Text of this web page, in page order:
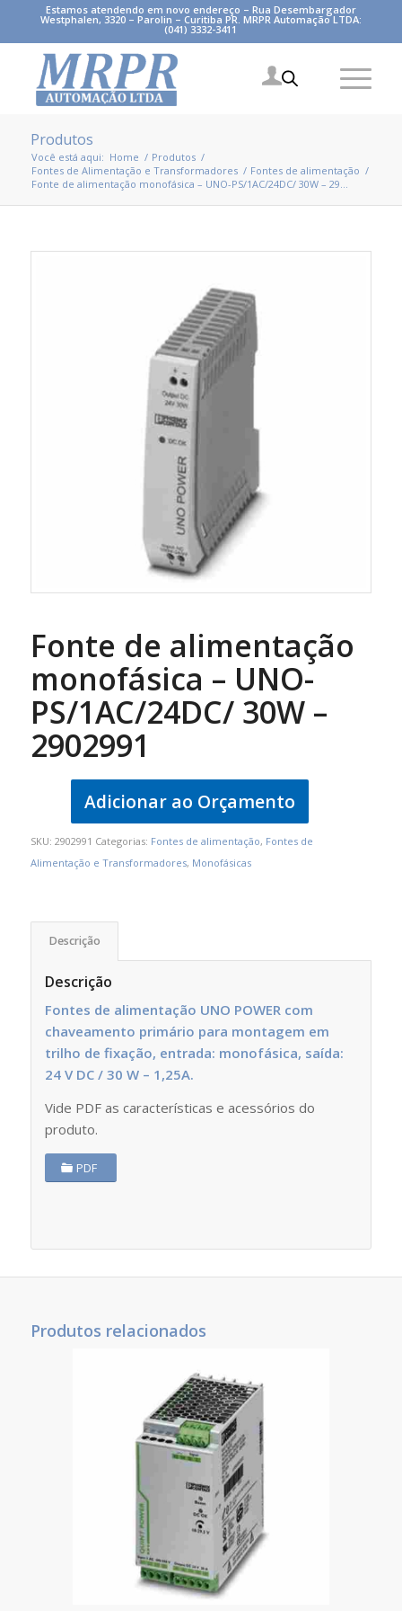
Estamos atendendo em novo endereço – Rua Desembargador
Westphalen, 3320 – Parolin – Curitiba PR. MRPR Automação LTDA:
(041) 3332-3411
Produtos
Você está aqui: Home / Produtos /
Fontes de Alimentação e Transformadores / Fontes de alimentação /
Fonte de alimentação monofásica – UNO-PS/1AC/24DC/ 30W – 29...
Fonte de alimentação
monofásica – UNO-
PS/1AC/24DC/ 30W –
2902991
Adicionar ao Orçamento
SKU: 2902991 Categorias: Fontes de alimentação, Fontes de
Alimentação e Transformadores, Monofásicas
Descrição
Descrição
Fontes de alimentação UNO POWER com
chaveamento primário para montagem em
trilho de fixação, entrada: monofásica, saída:
24 V DC / 30 W – 1,25A.
Vide PDF as características e acessórios do
produto.
PDF
Produtos relacionados